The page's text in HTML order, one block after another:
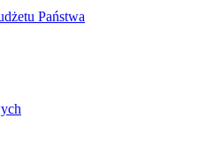
Państwa